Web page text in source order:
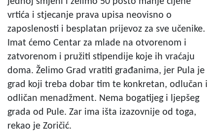
vrtića i stjecanje prava upisa neovisno o
zaposlenosti i besplatan prijevoz za sve učenike.
Imat ćemo Centar za mlade na otvorenom i
zatvorenom i pružiti stipendije koje ih vraćaju
doma. Želimo Grad vratiti građanima, jer Pula je
grad koji treba dobar tim te konkretan, odlučan i
odličan menadžment. Nema bogatijeg i ljepšeg
grada od Pule. Zar ima išta izazovnije od toga,
rekao je Zoričić.